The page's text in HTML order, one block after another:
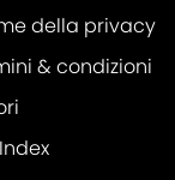
della privacy
& condizioni